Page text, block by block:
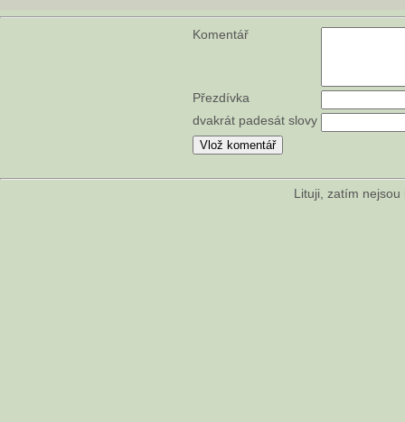
Komentář
Přezdívka
dvakrát padesát slovy
Lituji, zatím